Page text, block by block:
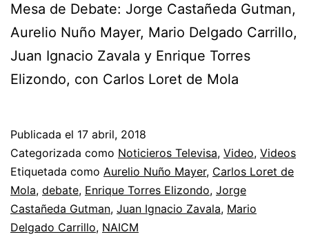
Mesa de Debate: Jorge Castañeda Gutman,
Aurelio Nuño Mayer, Mario Delgado Carrillo,
Juan Ignacio Zavala y Enrique Torres
Elizondo, con Carlos Loret de Mola
Publicada el 17 abril, 2018
Categorizada como Noticieros Televisa, Video, Videos
Etiquetada como Aurelio Nuño Mayer, Carlos Loret de
Mola, debate, Enrique Torres Elizondo, Jorge
Castañeda Gutman, Juan Ignacio Zavala, Mario
Delgado Carrillo, NAICM